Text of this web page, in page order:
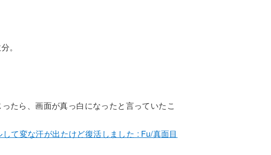
。
たら、画面が真っ白になったと言っていたこ
て変な汗が出たけど復活しました : Fu/真面目